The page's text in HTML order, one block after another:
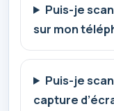
Puis-je
sur mon
Puis-je
capture